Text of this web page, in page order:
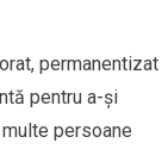
permanentizat
pentru a-și
persoane